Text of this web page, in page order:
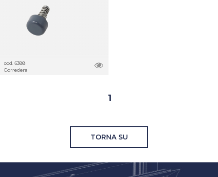
cod. 6388
Corredera
1
TORNA SU